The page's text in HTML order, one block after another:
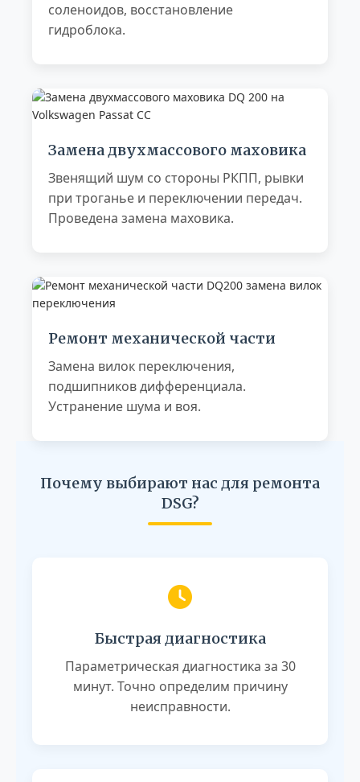
соленоидов, восстановление
гидроблока.
Замена двухмассового маховика
Звенящий шум со стороны РКПП, рывки
при троганье и переключении передач.
Проведена замена маховика.
Ремонт механической части
Замена вилок переключения,
подшипников дифференциала.
Устранение шума и воя.
Почему выбирают нас для ремонта
DSG?
Быстрая диагностика
Параметрическая диагностика за 30
минут. Точно определим причину
неисправности.